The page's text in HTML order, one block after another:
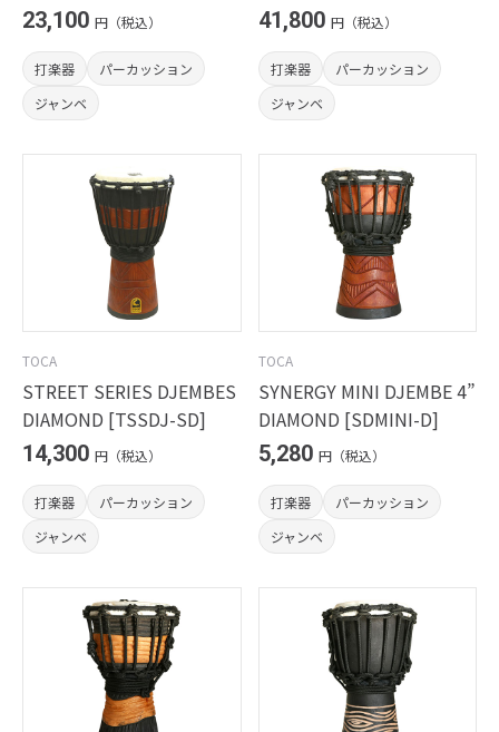
23,100 円（税込）
打楽器
パーカッション
ジャンベ
41,800 円（税込）
打楽器
パーカッション
ジャンベ
TOCA
STREET SERIES DJEMBES
DIAMOND [TSSDJ-SD]
14,300 円（税込）
打楽器
パーカッション
ジャンベ
TOCA
SYNERGY MINI DJEMBE 4”
DIAMOND [SDMINI-D]
5,280 円（税込）
打楽器
パーカッション
ジャンベ